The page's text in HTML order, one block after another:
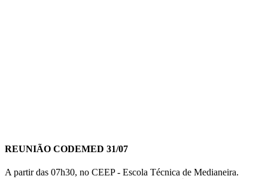
REUNIÃO CODEMED 31/07
A partir das 07h30, no CEEP - Escola Técnica de Medianeira.